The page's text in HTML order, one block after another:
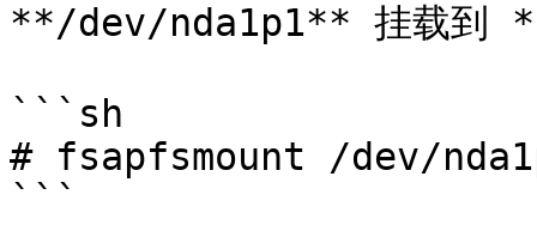
**/dev/nda1p1** 挂载到
```sh
# fsapfsmount /dev/
```